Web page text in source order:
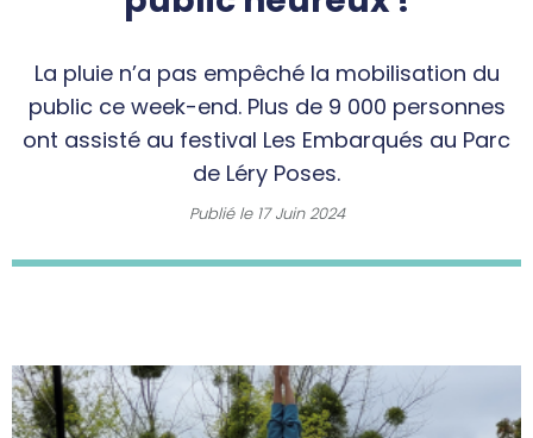
La pluie n’a pas empêché la mobilisation du
public ce week-end. Plus de 9 000 personnes
ont assisté au festival Les Embarqués au Parc
de Léry Poses.
Publié le 17 Juin 2024